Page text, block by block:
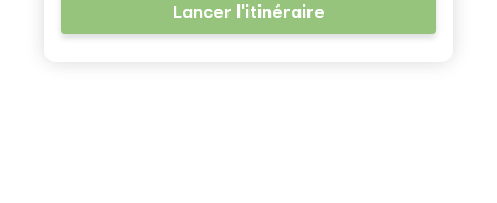
Lancer l'itinéraire